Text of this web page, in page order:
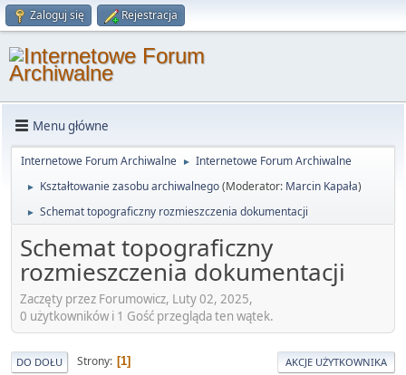
Zaloguj się Rejestracja
Menu główne
Internetowe Forum Archiwalne ► Internetowe Forum Archiwalne
► Kształtowanie zasobu archiwalnego(Moderator: Marcin Kapała)
► Schemat topograficzny rozmieszczenia dokumentacji
Schemat topograficzny
rozmieszczenia dokumentacji
Zaczęty przez Forumowicz, Luty 02, 2025,
0 użytkowników i 1 Gość przegląda ten wątek.
DO DOŁU Strony 1 AKCJE UŻYTKOWNIKA